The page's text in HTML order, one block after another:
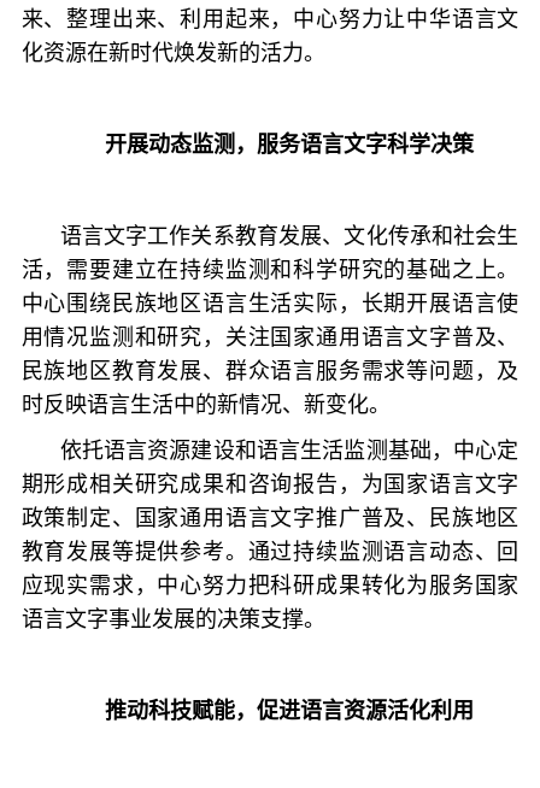
来、整理出来、利用起来，中心努力让中华语言文
化资源在新时代焕发新的活力。
开展动态监测，服务语言文字科学决策
语言文字工作关系教育发展、文化传承和社会生
活，需要建立在持续监测和科学研究的基础之上。
中心围绕民族地区语言生活实际，长期开展语言使
用情况监测和研究，关注国家通用语言文字普及、
民族地区教育发展、群众语言服务需求等问题，及
时反映语言生活中的新情况、新变化。
依托语言资源建设和语言生活监测基础，中心定
期形成相关研究成果和咨询报告，为国家语言文字
政策制定、国家通用语言文字推广普及、民族地区
教育发展等提供参考。通过持续监测语言动态、回
应现实需求，中心努力把科研成果转化为服务国家
语言文字事业发展的决策支撑。
推动科技赋能，促进语言资源活化利用